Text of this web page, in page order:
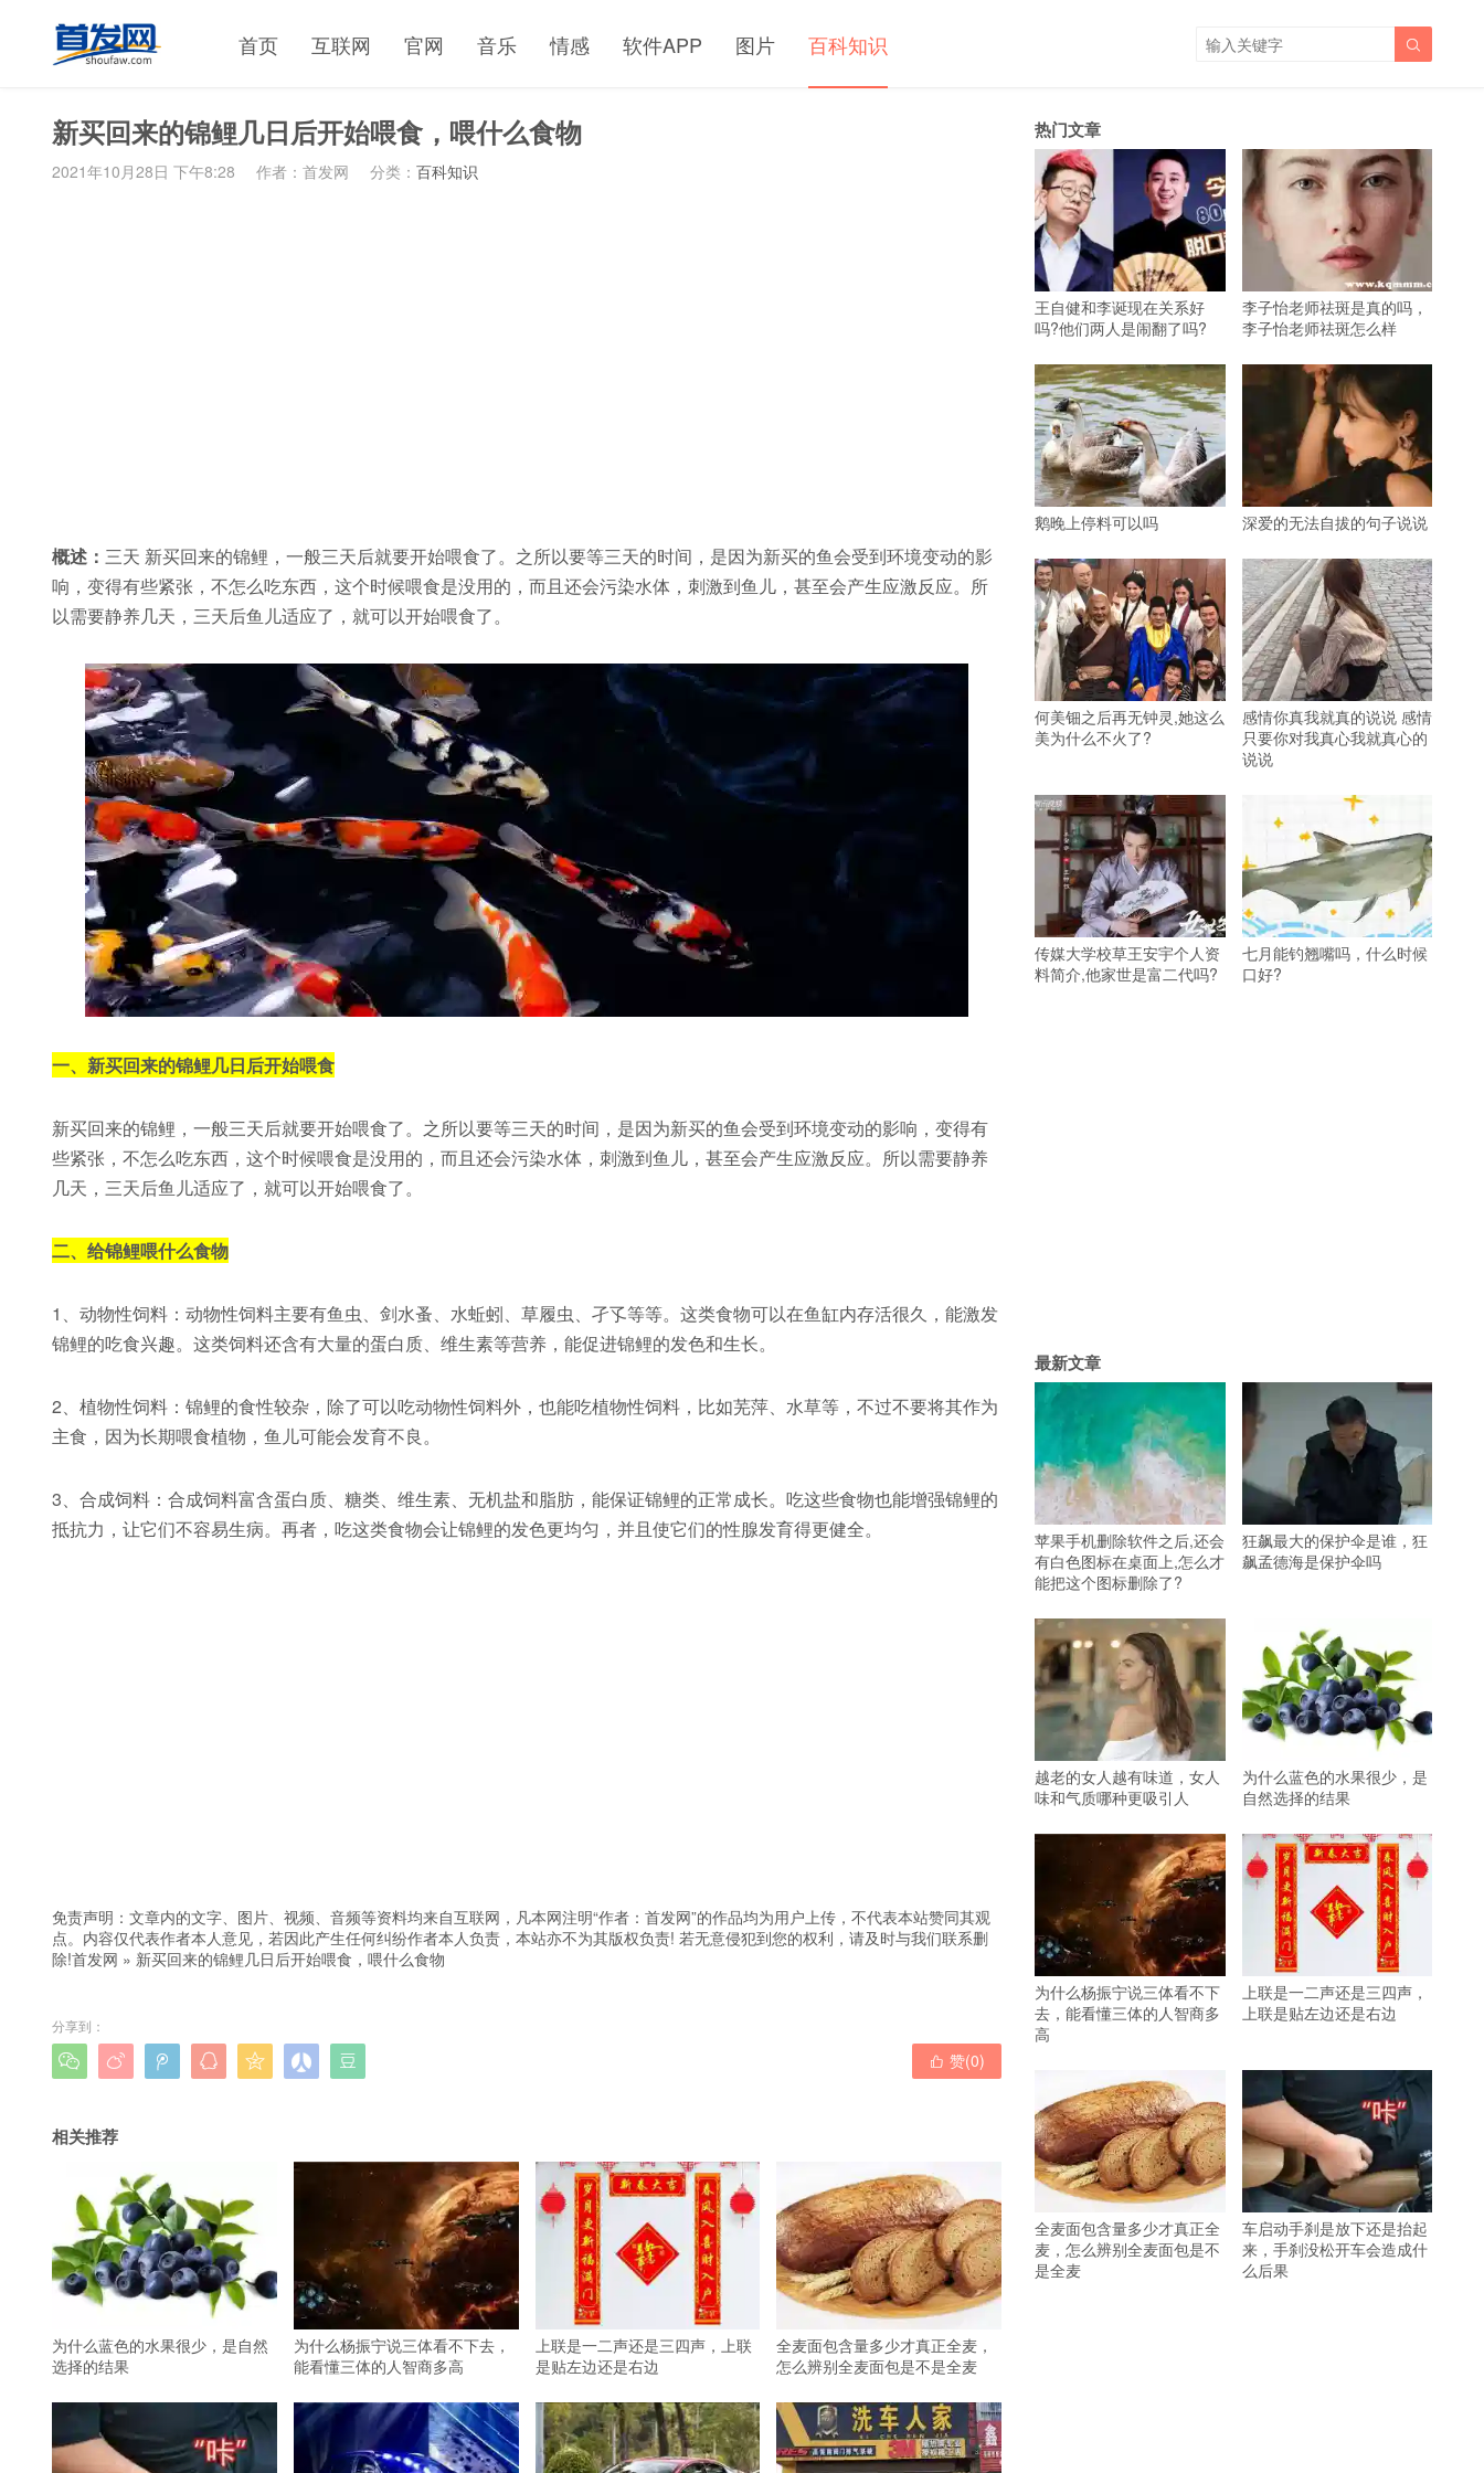
首页 互联网 官网 音乐 情感 软件APP 图片 百科知识 
新买回来的锦鲤几日后开始喂食，喂什么食物
2021年10月28日 下午8:28 作者：首发网 分类： 百科知识
概述： 三天 新买回来的锦鲤，一般三天后就要开始喂食了。之所以要等三天的时间，是因为新买的鱼会受到环境变动的影
响，变得有些紧张，不怎么吃东西，这个时候喂食是没用的，而且还会污染水体，刺激到鱼儿，甚至会产生应激反应。所
以需要静养几天，三天后鱼儿适应了，就可以开始喂食了。
一、新买回来的锦鲤几日后开始喂食
新买回来的锦鲤，一般三天后就要开始喂食了。之所以要等三天的时间，是因为新买的鱼会受到环境变动的影响，变得有
些紧张，不怎么吃东西，这个时候喂食是没用的，而且还会污染水体，刺激到鱼儿，甚至会产生应激反应。所以需要静养
几天，三天后鱼儿适应了，就可以开始喂食了。
二、给锦鲤喂什么食物
1、动物性饲料：动物性饲料主要有鱼虫、剑水蚤、水蚯蚓、草履虫、孑孓等等。这类食物可以在鱼缸内存活很久，能激发
锦鲤的吃食兴趣。这类饲料还含有大量的蛋白质、维生素等营养，能促进锦鲤的发色和生长。
2、植物性饲料：锦鲤的食性较杂，除了可以吃动物性饲料外，也能吃植物性饲料，比如芜萍、水草等，不过不要将其作为
主食，因为长期喂食植物，鱼儿可能会发育不良。
3、合成饲料：合成饲料富含蛋白质、糖类、维生素、无机盐和脂肪，能保证锦鲤的正常成长。吃这些食物也能增强锦鲤的
抵抗力，让它们不容易生病。再者，吃这类食物会让锦鲤的发色更均匀，并且使它们的性腺发育得更健全。
免责声明：文章内的文字、图片、视频、音频等资料均来自互联网，凡本网注明“作者：首发网”的作品均为用户上传，不代表本站赞同其观
点。内容仅代表作者本人意见，若因此产生任何纠纷作者本人负责，本站亦不为其版权负责! 若无意侵犯到您的权利，请及时与我们联系删
除!首发网 » 新买回来的锦鲤几日后开始喂食，喂什么食物
分享到：
        赞(0)
相关推荐
为什么蓝色的水果很少，是自然
选择的结果
为什么杨振宁说三体看不下去，
能看懂三体的人智商多高
上联是一二声还是三四声，上联
是贴左边还是右边
全麦面包含量多少才真正全麦，
怎么辨别全麦面包是不是全麦
热门文章
王自健和李诞现在关系好
吗?他们两人是闹翻了吗?
李子怡老师祛斑是真的吗，
李子怡老师祛斑怎么样
鹅晚上停料可以吗 深爱的无法自拔的句子说说
何美钿之后再无钟灵,她这么
美为什么不火了?
感情你真我就真的说说 感情
只要你对我真心我就真心的
说说
传媒大学校草王安宇个人资
料简介,他家世是富二代吗?
七月能钓翘嘴吗，什么时候
口好?
最新文章
苹果手机删除软件之后,还会
有白色图标在桌面上,怎么才
能把这个图标删除了?
狂飙最大的保护伞是谁，狂
飙孟德海是保护伞吗
越老的女人越有味道，女人
味和气质哪种更吸引人
为什么蓝色的水果很少，是
自然选择的结果
为什么杨振宁说三体看不下
去，能看懂三体的人智商多
高
上联是一二声还是三四声，
上联是贴左边还是右边
全麦面包含量多少才真正全
麦，怎么辨别全麦面包是不
是全麦
车启动手刹是放下还是抬起
来，手刹没松开车会造成什
么后果